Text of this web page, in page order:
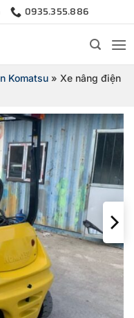
0935.355.886
Komatsu » Xe nâng điện